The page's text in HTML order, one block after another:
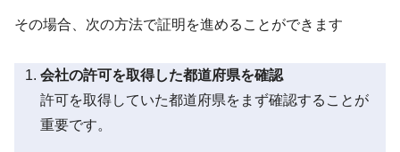
その場合、次の方法で証明を進めることができます
会社の許可を取得した都道府県を確認
許可を取得していた都道府県をまず確認することが
重要です。